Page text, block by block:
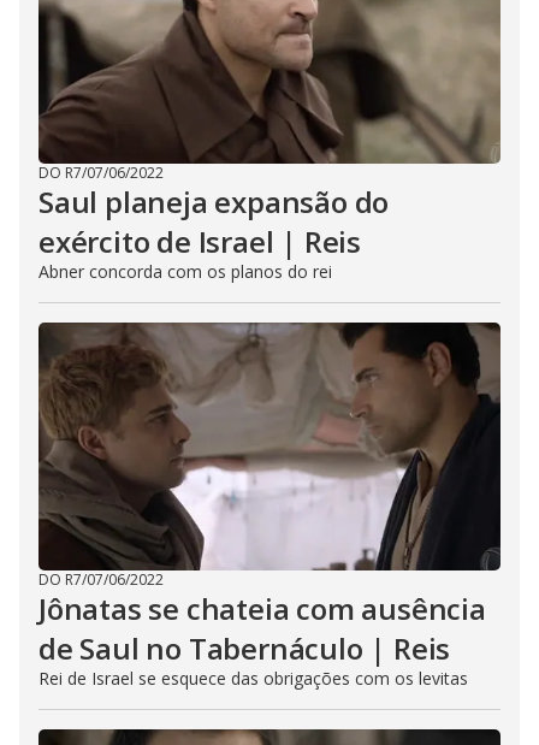
DO R7/07/06/2022
Saul planeja expansão do
exército de Israel | Reis
Abner concorda com os planos do rei
DO R7/07/06/2022
Jônatas se chateia com ausência
de Saul no Tabernáculo | Reis
Rei de Israel se esquece das obrigações com os levitas